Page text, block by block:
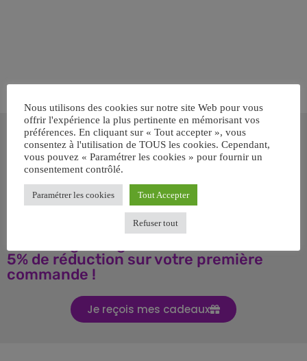
Inscrivez-vous gratuitement pour
recevoir votre guide BARF gratuit !
Vous voulez savoir comment bien nourrir votre chien ou chat
avec le BARF ? Inscrivez-vous pour recevoir
GRATUIT SUR LE BARF EN PDF immédiatement
5% de réduction sur votre première
commande !
Je reçois mes cadeaux
Nous utilisons des cookies sur notre site Web pour vous
offrir l'expérience la plus pertinente en mémorisant vos
préférences. En cliquant sur « Tout accepter », vous
consentez à l'utilisation de TOUS les cookies. Cependant,
vous pouvez « Paramétrer les cookies » pour fournir un
consentement contrôlé.
Paramétrer les cookies Tout Accepter
Refuser tout